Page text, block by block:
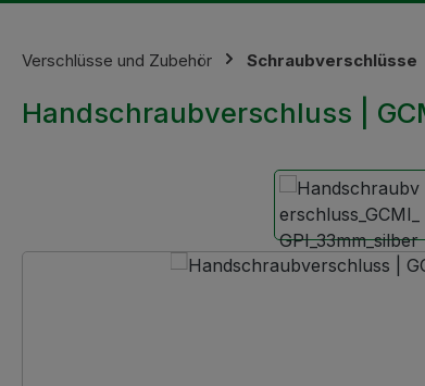
Verschlüsse und Zubehör Schraubverschlüsse
Handschraubverschluss |